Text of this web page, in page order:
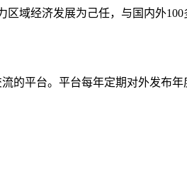
域经济发展为己任，与国内外
平台。平台每年定期对外发布